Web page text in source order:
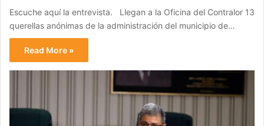
Escuche aquí la entrevista. Llegan a la Oficina del Contralor 13
querellas anónimas de la administración del municipio de…
Read More »